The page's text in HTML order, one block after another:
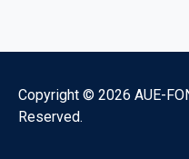
Copyright © 2026 AUE-
Reserved.